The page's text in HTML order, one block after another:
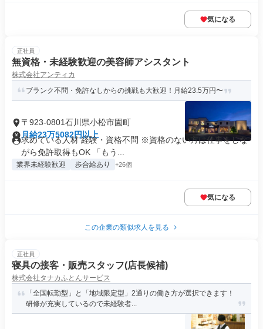
気になる
正社員
無資格・未経験歓迎の美容師アシスタント
株式会社アンティカ
ブランク不問・免許なしからの挑戦も大歓迎！月給23.5万円〜
〒923-0801石川県小松市園町
月給23万5082円以上
求めている人材 経験・資格不問 ※資格のない方は仕事をしな
がら免許取得もOK 「もう...
業界未経験歓迎 歩合給あり +26個
気になる
この企業の類似求人を見る
正社員
寝具の接客・販売スタッフ(店長候補)
株式会社タナカふとんサービス
「全国転勤型」と「地域限定型」2通りの働き方が選択できます！
研修が充実しているので未経験者...